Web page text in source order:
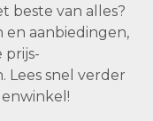
beste van alles?
aanbiedingen,
prijs-
Lees snel verder